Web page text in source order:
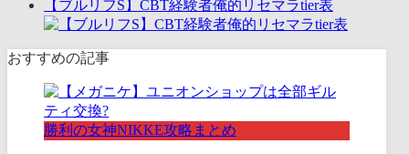
【ブルリフS】CBT経験者俺的リセマラtier表
おすすめの記事
勝利の女神NIKKE攻略まとめ